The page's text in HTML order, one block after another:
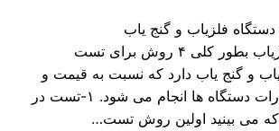
دستگاه فلزیاب و گنج یاب
شرکت دنیای فلزیاب بطور کلی ۴ روش برای تست
و گنج یاب دارد که نسبت به قیمت و
کارایی و حذف ذرات دستگاه ها انجام می شود. ۱-تست در
می بینید اولین روش تست…